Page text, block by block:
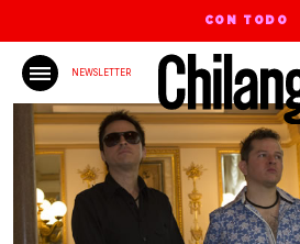
CON TODO
NEWSLETTER